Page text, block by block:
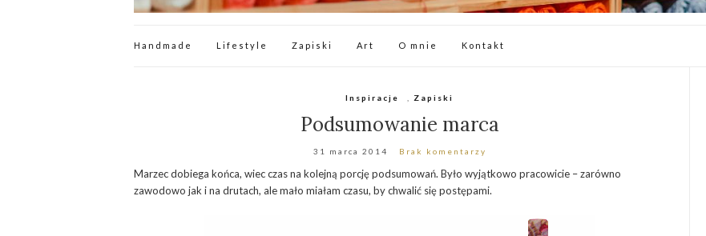
Handmade Lifestyle Zapiski Art O mnie Kontakt
Inspiracje Zapiski
Podsumowanie marca
31 marca 2014 Brak komentarzy
Marzec dobiega końca, wiec czas na kolejną porcję podsumowań. Było wyjątkowo pracowicie – zarówno
zawodowo jak i na drutach, ale mało miałam czasu, by chwalić się postępami.